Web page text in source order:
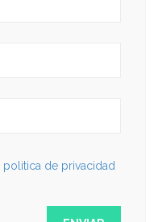
politica de privacidad